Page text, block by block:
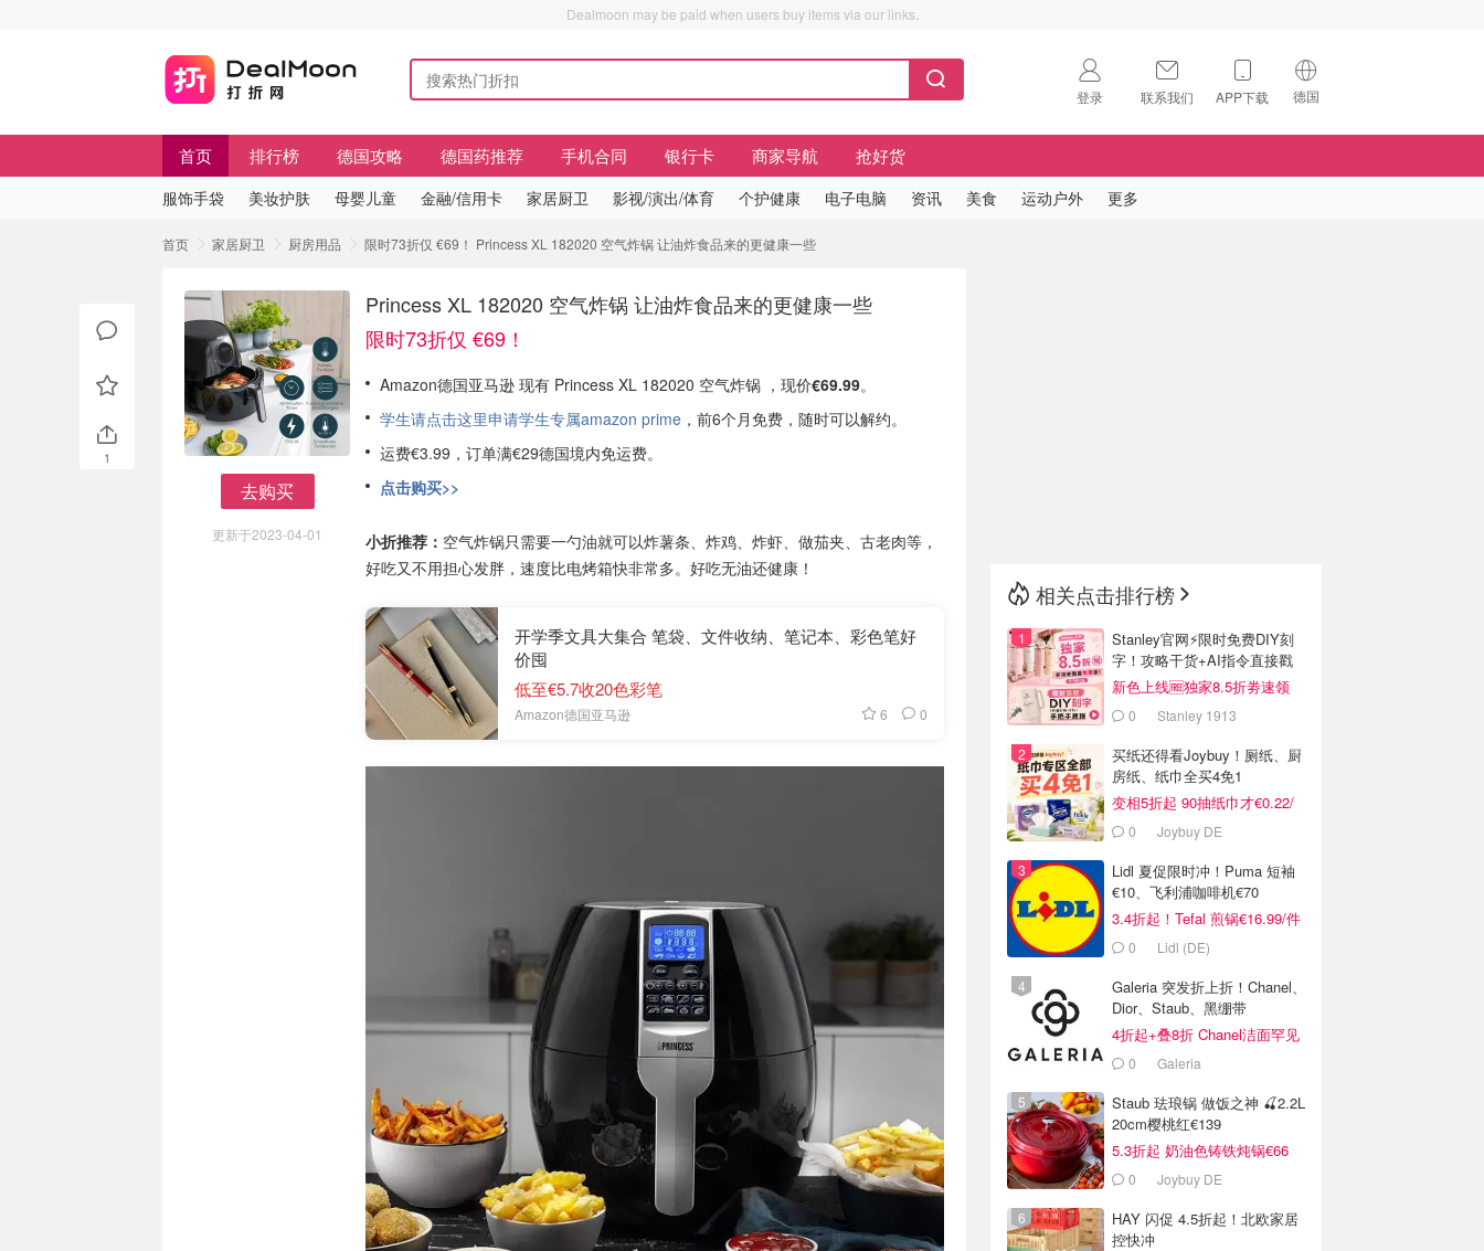
Dealmoon may be paid when users buy items via our links.
登录 联系我们 APP下载 德国
🇺🇸
首页 排行榜 德国攻略 德国药推荐 手机合同 银行卡 商家导航 抢好货
服饰手袋 美妆护肤 母婴儿童 金融/信用卡 家居厨卫 影视/演出/体育 个护健康 电子电脑 资讯 美食 运动户外 更多
首页 家居厨卫 厨房用品 限时73折仅 €69！ Princess XL 182020 空气炸锅 让油炸食品来的更健康一些
去购买
更新于2023-04-01
Princess XL 182020 空气炸锅 让油炸食品来的更健康一些
限时73折仅 €69！
Amazon德国亚马逊 现有 Princess XL 182020 空气炸锅 ，现价€69.99。
学生请点击这里申请学生专属amazon prime ，前6个月免费，随时可以解约。
运费€3.99，订单满€29德国境内免运费。
点击购买>>
小折推荐： 空气炸锅只需要一勺油就可以炸薯条、炸鸡、炸虾、做茄夹、古老肉等，
好吃又不用担心发胖，速度比电烤箱快非常多。好吃无油还健康！
开学季文具大集合 笔袋、文件收纳、笔记本、彩色笔好
价囤
低至€5.7收20色彩笔
Amazon德国亚马逊 6 0
1
相关点击排行榜
Stanley官网⚡️限时免费DIY刻
字！攻略干货+AI指令直接戳
新色上线🆓独家8.5折劵速领
0 Stanley 1913
买纸还得看Joybuy！厕纸、厨
房纸、纸巾全买4免1
变相5折起 90抽纸巾才€0.22/
包 0 Joybuy DE
Lidl 夏促限时冲！Puma 短袖
€10、飞利浦咖啡机€70
3.4折起！Tefal 煎锅€16.99/件
0 Lidl (DE)
Galeria 突发折上折！Chanel、
Dior、Staub、黑绷带
4折起+叠8折 Chanel洁面罕见
€430 Galeria
Staub 珐琅锅 做饭之神 🍒2.2L
20cm樱桃红€139
5.3折起 奶油色铸铁炖锅€66
0 Joybuy DE
HAY 闪促 4.5折起！北欧家居
控快冲